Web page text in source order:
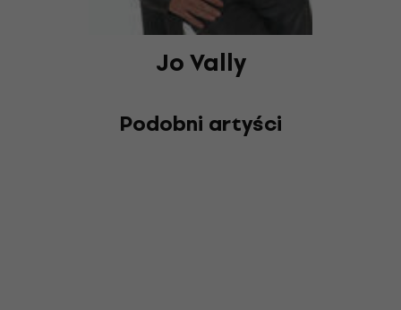
Jo Vally
Podobni artyści